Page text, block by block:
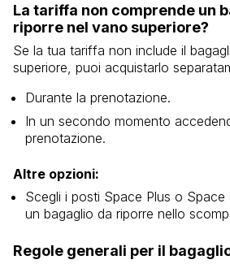
La tariffa non comprende un
riporre nel vano superiore?
Se la tua tariffa non include il
superiore, puoi acquistarlo
Durante la prenotazione.
In un secondo momento
prenotazione.
Altre opzioni:
Scegli i posti Space Plus o
un bagaglio da riporre nello
Regole generali per il